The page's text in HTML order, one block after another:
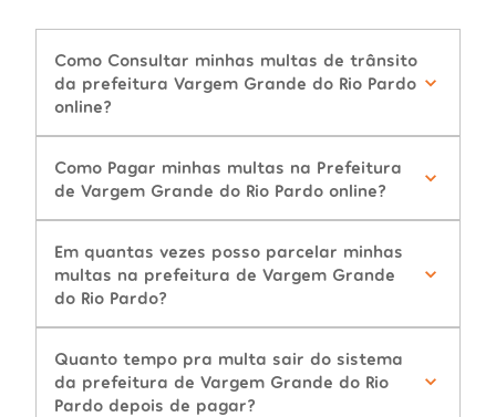
Como Consultar minhas multas de trânsito
da prefeitura Vargem Grande do Rio Pardo
online?
Como Pagar minhas multas na Prefeitura
de Vargem Grande do Rio Pardo online?
Em quantas vezes posso parcelar minhas
multas na prefeitura de Vargem Grande
do Rio Pardo?
Quanto tempo pra multa sair do sistema
da prefeitura de Vargem Grande do Rio
Pardo depois de pagar?